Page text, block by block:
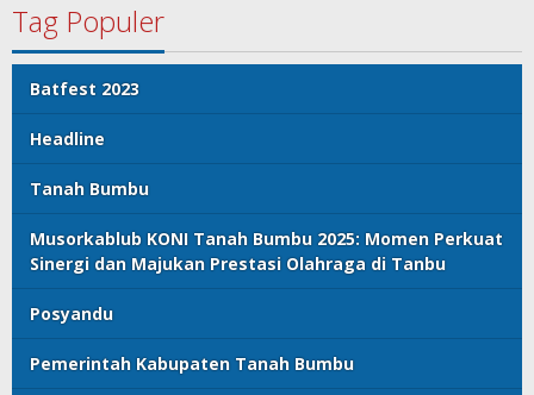
Tag Populer
Batfest 2023
Headline
Tanah Bumbu
Musorkablub KONI Tanah Bumbu 2025: Momen Perkuat
Sinergi dan Majukan Prestasi Olahraga di Tanbu
Posyandu
Pemerintah Kabupaten Tanah Bumbu